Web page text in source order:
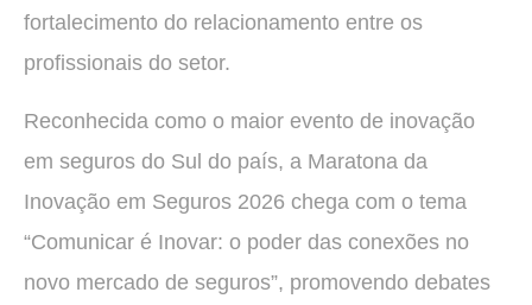
fortalecimento do relacionamento entre os
profissionais do setor.
Reconhecida como o maior evento de inovação
em seguros do Sul do país, a Maratona da
Inovação em Seguros 2026 chega com o tema
“Comunicar é Inovar: o poder das conexões no
novo mercado de seguros”, promovendo debates